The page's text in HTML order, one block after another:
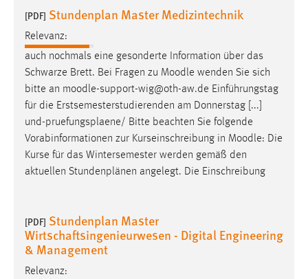
[PDF] Stundenplan Master Medizintechnik
Relevanz:
auch nochmals eine gesonderte Information über das
Schwarze Brett. Bei Fragen zu Moodle wenden Sie sich
bitte an moodle-support-wig@oth-aw.de Einführungstag
für die Erstsemesterstudierenden am Donnerstag [...]
und-pruefungsplaene/ Bitte beachten Sie folgende
Vorabinformationen zur Kurseinschreibung in Moodle: Die
Kurse für das Wintersemester werden gemäß den
aktuellen Stundenplänen angelegt. Die Einschreibung
[PDF] Stundenplan Master
Wirtschaftsingenieurwesen - Digital Engineering
& Management
Relevanz: